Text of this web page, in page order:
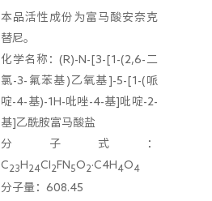
本品活性成份为富马酸安奈克
替尼。
化学名称：(R)-N-[3-[1-(2,6-二
氯-3-氟苯基)乙氧基]-5-[1-(哌
啶-4-基)-1H-吡唑-4-基]吡啶-2-
基]乙酰胺富马酸盐
分子式：
C23H 24Cl 2FN 5O2·C4H 4O4
分子量：608.45